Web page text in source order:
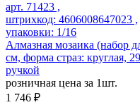
арт. 71423 ,
штрихкод: 4606008647023 ,
упаковки: 1/16
Алмазная мозаика (набор
см, форма страз: круглая,
ручкой
розничная цена за 1шт.
1 746 ₽